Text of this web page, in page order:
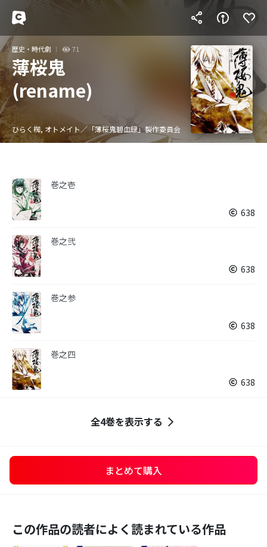
歴史・時代劇 71
薄桜鬼
(rename)
ひらく椥, オトメイト／「薄桜鬼碧血録」製作委員会
巻之壱
638
巻之弐
638
巻之参
638
巻之四
638
全4巻を表示する
まとめて購入
この作品の読者によく読まれている作品